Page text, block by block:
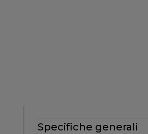
Specifiche generali